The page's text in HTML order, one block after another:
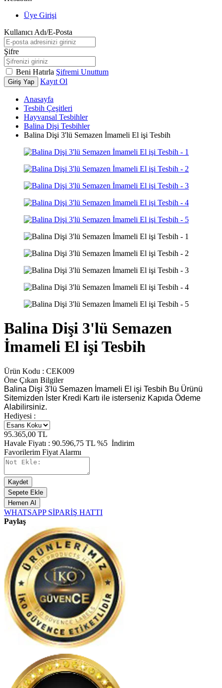
Üye Girişi
Kullanıcı Adı/E-Posta
Şifre
Beni Hatırla Şifremi Unuttum
Giriş Yap Kayıt Ol
Anasayfa
Tesbih Çeşitleri
Hayvansal Tesbihler
Balina Dişi Tesbihler
Balina Dişi 3'lü Semazen İmameli El işi Tesbih
Balina Dişi 3'lü Semazen
İmameli El işi Tesbih
Ürün Kodu : CEK009
Öne Çıkan Bilgiler
Balina Dişi 3'lü Semazen İmameli El işi Tesbih Bu Ürünü
Sitemizden İster Kredi Kartı ile isterseniz Kapıda Ödeme
Alabilirsiniz.
Hediyesi :
95.365,00 TL
Havale Fiyatı : 90.596,75 TL %5 İndirim
Favorilerim Fiyat Alarmı
Kaydet
Sepete Ekle
Hemen Al
WHATSAPP SİPARİŞ HATTI
Paylaş